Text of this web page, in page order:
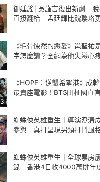
御廷謠│吳謹言復出新劇 脫
直接翻枱 孟廷輝比魏瓔珞
《毛骨悚然的戀愛》邕聖祐
字怎麼讀？全網為他失戀心
《HOPE：逆襲希望港》成
最賣座電影！BTS田柾國直
蜘蛛俠英雄重生｜導演澄清
參與 真打呈現另類打鬥風
蜘蛛俠英雄重生｜全球票房
錄 香港4日收4000萬排年